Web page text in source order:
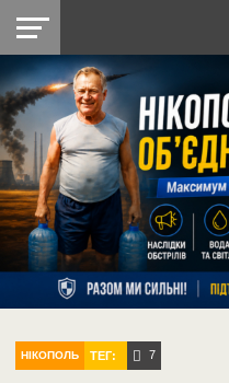
НІКОПОЛЬ
РАЙОН
СІЧЕСЛАВСЬКА
УКРАЇНА
РЕТРО
НІКОПОЛЬ
ЛАЙТ
УКРАЇНА
ДОПОМОГА
РАДІО
НІКОПОЛЬ ТЕГ: 7